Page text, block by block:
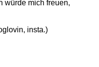
würde mich freuen,
insta.)